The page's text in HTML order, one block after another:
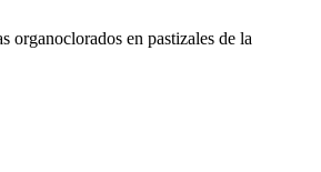
en pastizales de la